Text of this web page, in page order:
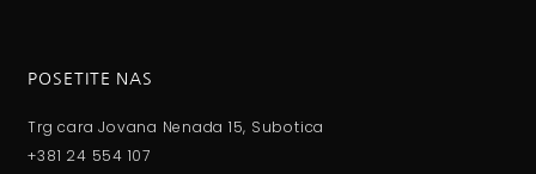
POSETITE NAS
Trg cara Jovana Nenada 15, Subotica
+381 24 554 107